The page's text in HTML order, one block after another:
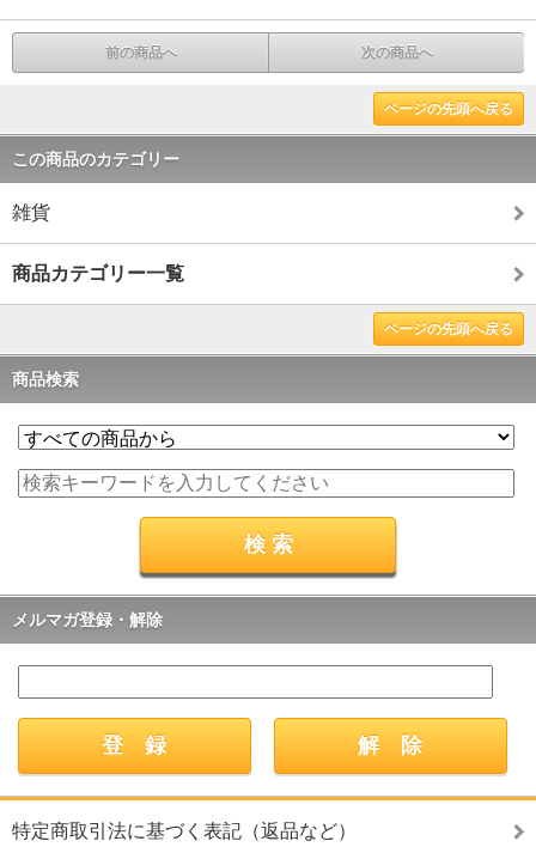
前の商品へ 次の商品へ
ページの先頭へ戻る
この商品のカテゴリー
雑貨
商品カテゴリー一覧
ページの先頭へ戻る
商品検索
メルマガ登録・解除
特定商取引法に基づく表記（返品など）